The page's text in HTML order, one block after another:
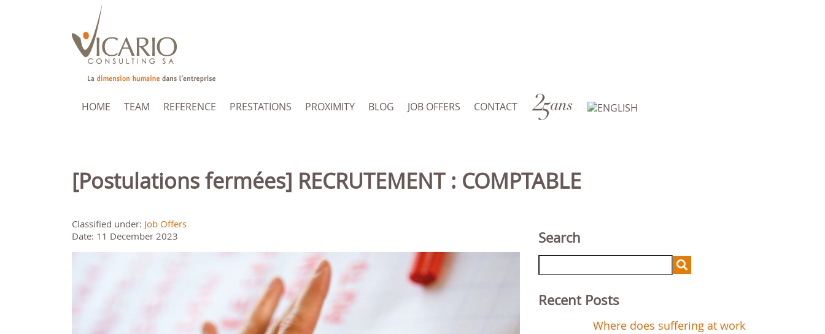
HOME TEAM REFERENCE PRESTATIONS PROXIMITY BLOG JOB OFFERS CONTACT
[Postulations fermées] RECRUTEMENT : COMPTABLE
Classified under: Job Offers
Date: 11 December 2023
Search
for:
Recent Posts
Where does suffering at work